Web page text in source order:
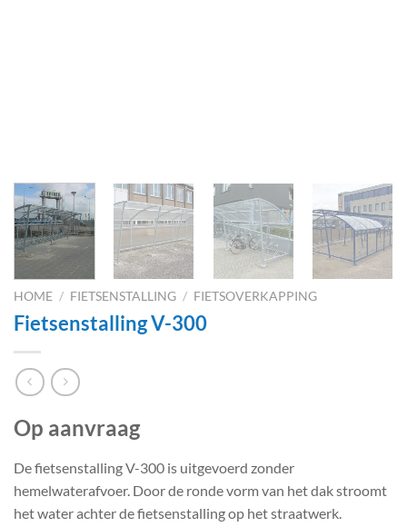
HOME / FIETSENSTALLING / FIETSOVERKAPPING
Fietsenstalling V-300
Op aanvraag
De fietsenstalling V-300 is uitgevoerd zonder
hemelwaterafvoer. Door de ronde vorm van het dak stroomt
het water achter de fietsenstalling op het straatwerk.